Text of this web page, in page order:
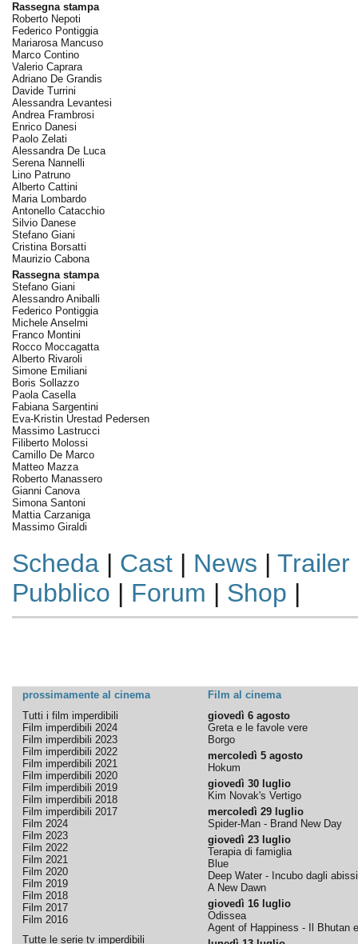
Rassegna stampa
Roberto Nepoti
Federico Pontiggia
Mariarosa Mancuso
Marco Contino
Valerio Caprara
Adriano De Grandis
Davide Turrini
Alessandra Levantesi
Andrea Frambrosi
Enrico Danesi
Paolo Zelati
Alessandra De Luca
Serena Nannelli
Lino Patruno
Alberto Cattini
Maria Lombardo
Antonello Catacchio
Silvio Danese
Stefano Giani
Cristina Borsatti
Maurizio Cabona
Rassegna stampa
Stefano Giani
Alessandro Aniballi
Federico Pontiggia
Michele Anselmi
Franco Montini
Rocco Moccagatta
Alberto Rivaroli
Simone Emiliani
Boris Sollazzo
Paola Casella
Fabiana Sargentini
Eva-Kristin Urestad Pedersen
Massimo Lastrucci
Filiberto Molossi
Camillo De Marco
Matteo Mazza
Roberto Manassero
Gianni Canova
Simona Santoni
Mattia Carzaniga
Massimo Giraldi
Scheda| Cast| News | Trailer
Pubblico | Forum | Shop |
prossimamente al cinema
Film al cinema
Tutti i film imperdibili
Film imperdibili 2024
Film imperdibili 2023
Film imperdibili 2022
Film imperdibili 2021
Film imperdibili 2020
Film imperdibili 2019
Film imperdibili 2018
Film imperdibili 2017
Film 2024
Film 2023
Film 2022
Film 2021
Film 2020
Film 2019
Film 2018
Film 2017
Film 2016
Tutte le serie tv imperdibili
giovedì 6 agosto
Greta e le favole vere
Borgo
mercoledì 5 agosto
Hokum
giovedì 30 luglio
Kim Novak's Vertigo
mercoledì 29 luglio
Spider-Man - Brand New Day
giovedì 23 luglio
Terapia di famiglia
Blue
Deep Water - Incubo dagli abissi
A New Dawn
giovedì 16 luglio
Odissea
Agent of Happiness - Il Bhutan